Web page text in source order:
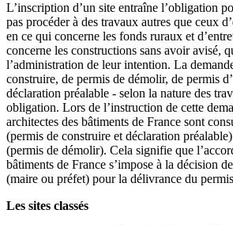
L’inscription d’un site entraîne l’obligation
pas procéder à des travaux autres que ceux
en ce qui concerne les fonds ruraux et
concerne les constructions sans avoir avisé,
l’administration de leur intention. La
construire, de permis de démolir, de permis
déclaration préalable - selon la nature des
obligation. Lors de l’instruction de cette
architectes des bâtiments de France sont
(permis de construire et déclaration
(permis de démolir). Cela signifie que
bâtiments de France s’impose à la décision
(maire ou préfet) pour la délivrance du
Les sites classés